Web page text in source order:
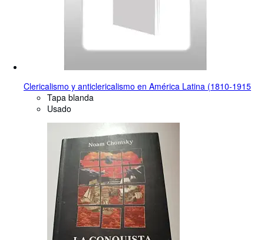
Clericalismo y anticlericalismo en América Latina (1810-1915
Tapa blanda
Usado